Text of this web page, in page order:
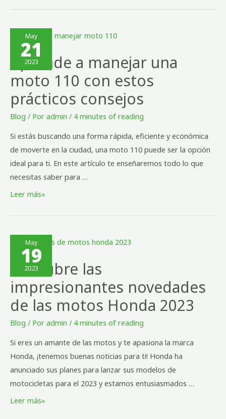
May
21
2023
Aprende a manejar una
moto 110 con estos
prácticos consejos
Blog / Por admin / 4 minutes of reading
Si estás buscando una forma rápida, eficiente y económica
de moverte en la ciudad, una moto 110 puede ser la opción
ideal para ti. En este artículo te enseñaremos todo lo que
necesitas saber para …
Leer más»
May
19
2023
Descubre las
impresionantes novedades
de las motos Honda 2023
Blog / Por admin / 4 minutes of reading
Si eres un amante de las motos y te apasiona la marca
Honda, ¡tenemos buenas noticias para ti! Honda ha
anunciado sus planes para lanzar sus modelos de
motocicletas para el 2023 y estamos entusiasmados …
Leer más»